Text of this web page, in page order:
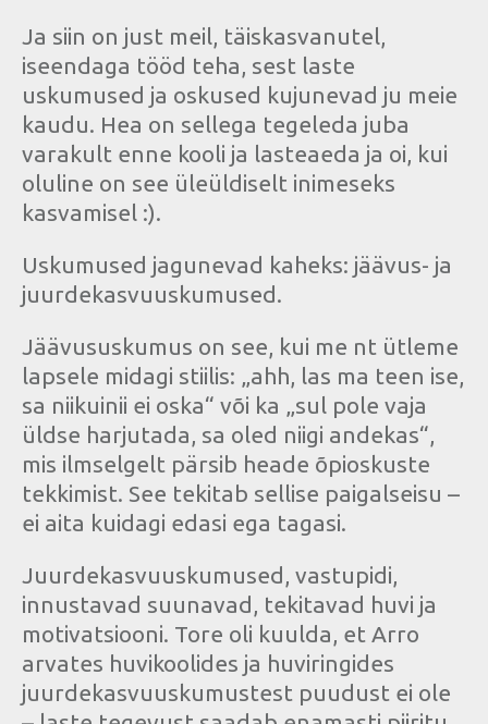
Ja siin on just meil, täiskasvanutel,
iseendaga tööd teha, sest laste
uskumused ja oskused kujunevad ju meie
kaudu. Hea on sellega tegeleda juba
varakult enne kooli ja lasteaeda ja oi, kui
oluline on see üleüldiselt inimeseks
kasvamisel :).
Uskumused jagunevad kaheks: jäävus- ja
juurdekasvuuskumused.
Jäävususkumus on see, kui me nt ütleme
lapsele midagi stiilis: „ahh, las ma teen ise,
sa niikuinii ei oska“ või ka „sul pole vaja
üldse harjutada, sa oled niigi andekas“,
mis ilmselgelt pärsib heade õpioskuste
tekkimist. See tekitab sellise paigalseisu –
ei aita kuidagi edasi ega tagasi.
Juurdekasvuuskumused, vastupidi,
innustavad suunavad, tekitavad huvi ja
motivatsiooni. Tore oli kuulda, et Arro
arvates huvikoolides ja huviringides
juurdekasvuuskumustest puudust ei ole